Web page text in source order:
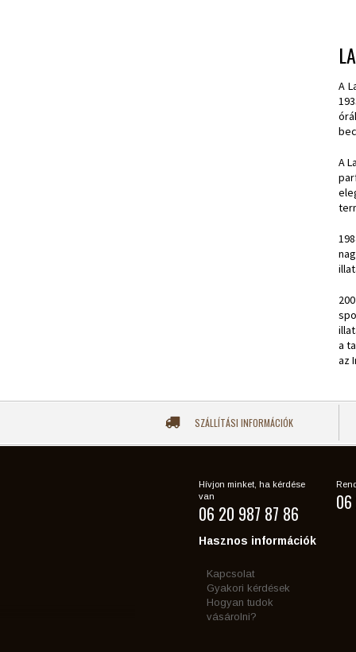
A
A
a
az
SZÁLLÍTÁSI INFORMÁCIÓK
Hívjon minket, ha kérdése
van
06 20 987 87 86 06
Hasznos információk
Kapcsolat
Gyakori kérdések
Hogyan tudok
vásárolni?